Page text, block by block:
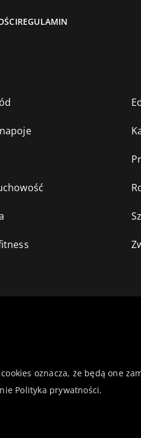
REGULAMIN
oznacza, że będą one
Polityka prywatności.